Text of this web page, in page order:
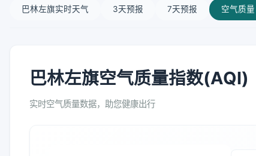
巴林左旗实时天气 3天预报 7天预报 空气质量
巴林左旗空气质量指数(AQI)
实时空气质量数据，助您健康出行